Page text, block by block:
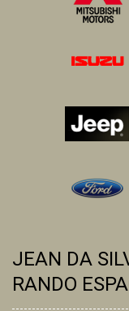
JEAN DA
RANDO